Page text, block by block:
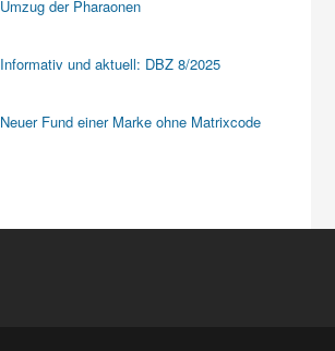
Umzug der Pharaonen
Informativ und aktuell: DBZ 8/2025
Neuer Fund einer Marke ohne Matrixcode